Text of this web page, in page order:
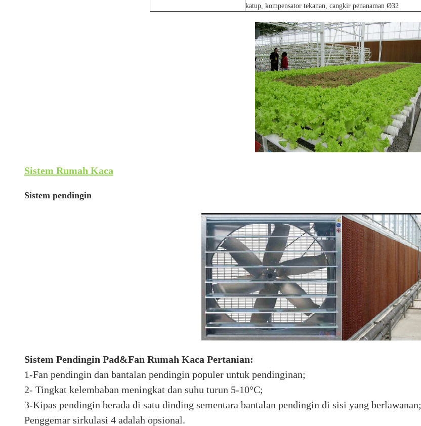
katup, kompensator tekanan, cangkir penanaman Ø32
Sistem Rumah Kaca
Sistem pendingin
Sistem Pendingin Pad&Fan Rumah Kaca Pertanian:
1-Fan pendingin dan bantalan pendingin populer untuk pendinginan;
2- Tingkat kelembaban meningkat dan suhu turun 5-10°C;
3-Kipas pendingin berada di satu dinding sementara bantalan pendingin di sisi yang berlawanan;
Penggemar sirkulasi 4 adalah opsional.